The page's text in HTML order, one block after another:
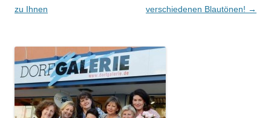
zu Ihnen
verschiedenen Blautönen! →